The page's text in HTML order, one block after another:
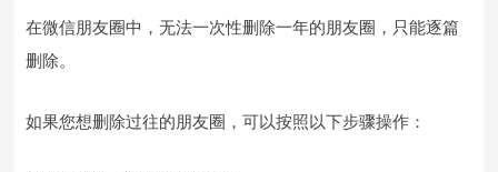
在微信朋友圈中，无法一次性删除一年的朋友圈，只能逐篇
删除。
如果您想删除过往的朋友圈，可以按照以下步骤操作：